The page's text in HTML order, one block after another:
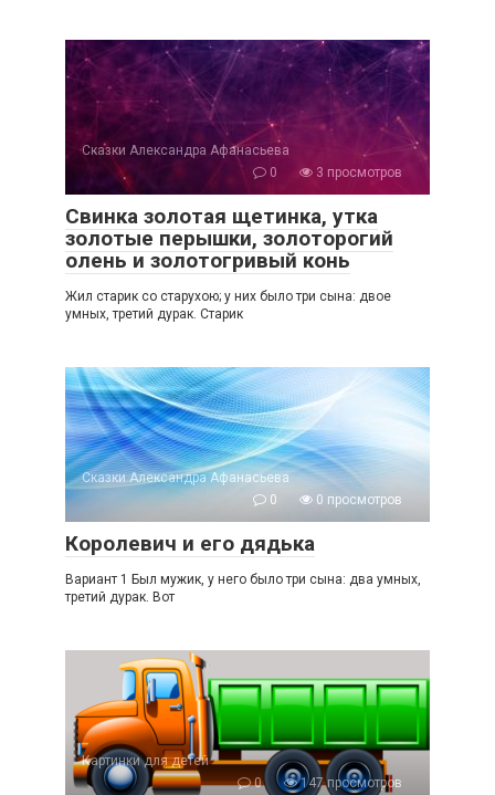
Сказки Александра Афанасьева
0
3 просмотров
Свинка золотая щетинка, утка
золотые перышки, золоторогий
олень и золотогривый конь
Жил старик со старухою; у них было три сына: двое
умных, третий дурак. Старик
Сказки Александра Афанасьева
0
0 просмотров
Королевич и его дядька
Вариант 1 Был мужик, у него было три сына: два умных,
третий дурак. Вот
Картинки для детей
0
147 просмотров